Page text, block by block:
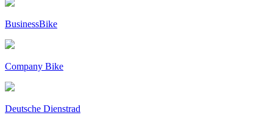
BusinessBike
Company Bike
Deutsche Dienstrad